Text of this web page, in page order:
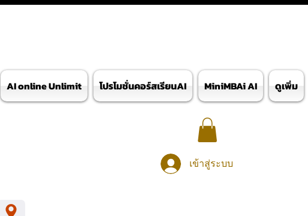
เข้าสู่ระบบ
AI online Unlimit โปรโมชั่นคอร์สเรียนAI MiniMBAi AI ดูเพิ่ม